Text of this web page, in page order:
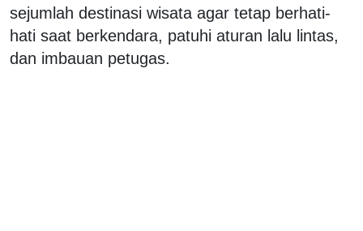
sejumlah destinasi wisata agar tetap berhati-
hati saat berkendara, patuhi aturan lalu lintas,
dan imbauan petugas.